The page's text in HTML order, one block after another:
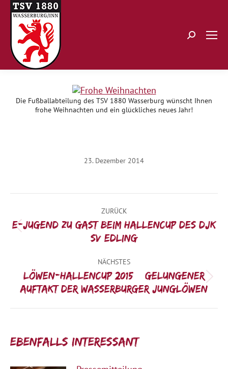
Search:
Die Fußballabteilung des TSV 1880 Wasserburg wünscht Ihnen
frohe Weihnachten und ein glückliches neues Jahr!
23. Dezember 2014
ZURÜCK
Vorheriger
Beitrag:
E-Jugend zu Gast beim Hallencup des DJK
SV Edling
NÄCHSTES
Nächster
Beitrag:
Löwen-Hallencup 2015 – gelungener
Auftakt der Wasserburger Junglöwen
Ebenfalls interessant: